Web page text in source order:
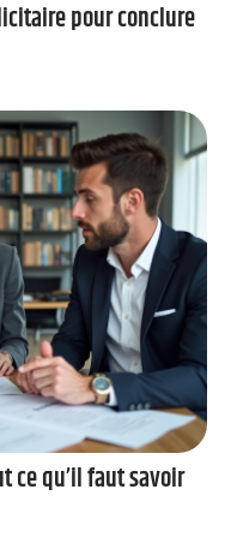
pour conclure
ce qu’il faut savoir